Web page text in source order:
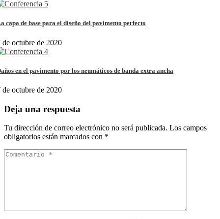
capa de base para el diseño del pavimento perfecto
de octubre de 2020
en el pavimento por los neumáticos de banda extra ancha
de octubre de 2020
Deja una respuesta
Tu dirección de correo electrónico no será publicada. Los campos
obligatorios están marcados con *